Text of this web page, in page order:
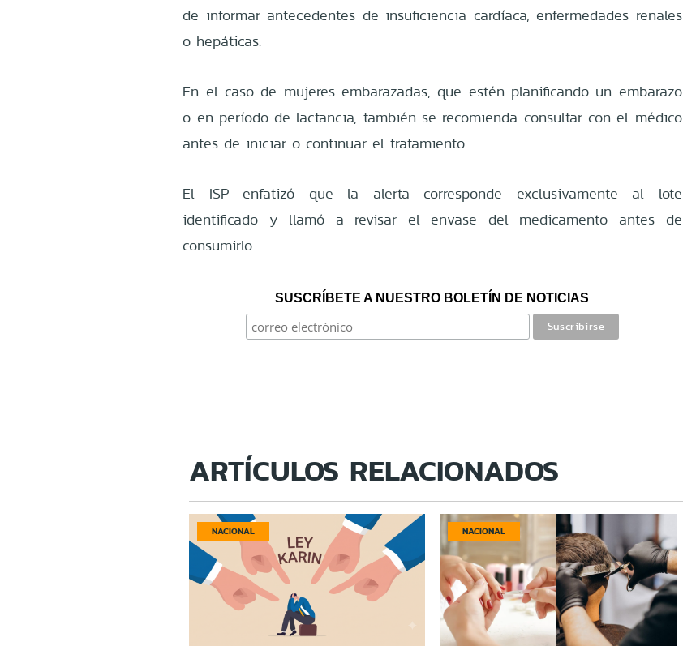
de informar antecedentes de insuficiencia cardíaca, enfermedades renales
o hepáticas.
En el caso de mujeres embarazadas, que estén planificando un embarazo
o en período de lactancia, también se recomienda consultar con el médico
antes de iniciar o continuar el tratamiento.
El ISP enfatizó que la alerta corresponde exclusivamente al lote
identificado y llamó a revisar el envase del medicamento antes de
consumirlo.
SUSCRÍBETE A NUESTRO BOLETÍN DE NOTICIAS
ARTÍCULOS RELACIONADOS
NACIONAL NACIONAL